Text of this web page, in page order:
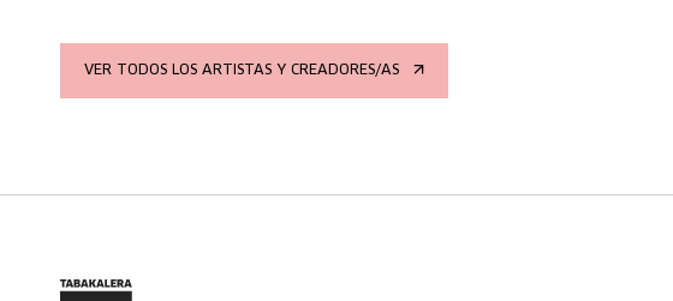
VER TODOS LOS ARTISTAS Y CREADORES/AS